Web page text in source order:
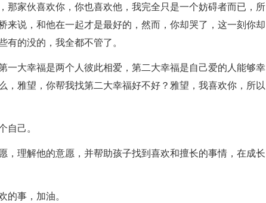
那家伙喜欢你，你也喜欢他，我完全只是一个妨碍者而已，所
来说，和他在一起才是最好的，然而，你却哭了，这一刻你却
有的没的，我全都不管了。
一大幸福是两个人彼此相爱，第二大幸福是自己爱的人能够幸
，雅望，你帮我找第二大幸福好不好？雅望，我喜欢你，所以
自己。
，理解他的意愿，并帮助孩子找到喜欢和擅长的事情，在成长
的事，加油。